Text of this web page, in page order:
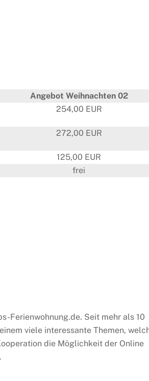
Angebot Weihnachten 02
254,00 EUR
272,00 EUR
125,00 EUR
frei
Ferienwohnung.de. Seit mehr als 10
viele interessante Themen,
die Möglichkeit der Online